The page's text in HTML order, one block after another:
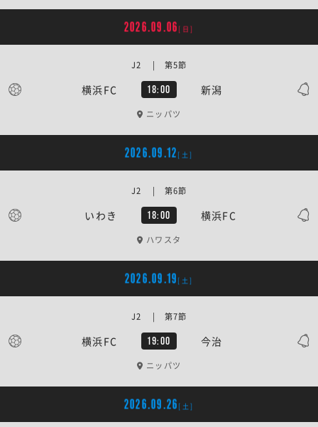
2026.09.06 [日]
横浜FC 18:00 新潟
J2 | 第5節
ニッパツ
2026.09.12 [土]
いわき 18:00 横浜FC
J2 | 第6節
ハワスタ
2026.09.19 [土]
横浜FC 19:00 今治
J2 | 第7節
ニッパツ
2026.09.26 [土]